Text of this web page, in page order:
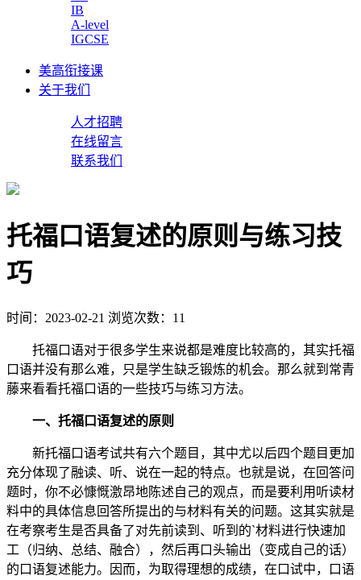
IB
A-level
IGCSE
美高衔接课
关于我们
人才招聘
在线留言
联系我们
托福口语复述的原则与练习技
巧
时间：2023-02-21 浏览次数：11
托福口语对于很多学生来说都是难度比较高的，其实托福
口语并没有那么难，只是学生缺乏锻炼的机会。那么就到常青
藤来看看托福口语的一些技巧与练习方法。
一、托福口语复述的原则
新托福口语考试共有六个题目，其中尤以后四个题目更加
充分体现了融读、听、说在一起的特点。也就是说，在回答问
题时，你不必慷慨激昂地陈述自己的观点，而是要利用听读材
料中的具体信息回答所提出的与材料有关的问题。这其实就是
在考察考生是否具备了对先前读到、听到的`材料进行快速加
工（归纳、总结、融合），然后再口头输出（变成自己的话）
的口语复述能力。因而，为取得理想的成绩，在口试中，口语